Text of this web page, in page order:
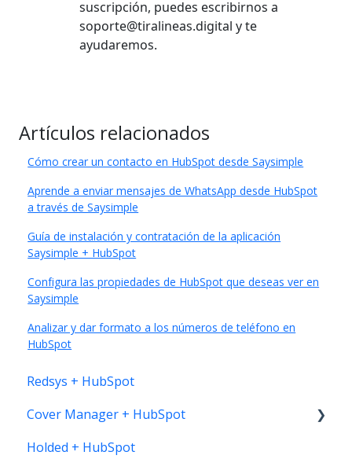
suscripción, puedes escribirnos a
soporte@tiralineas.digital y te
ayudaremos.
Artículos relacionados
Cómo crear un contacto en HubSpot desde Saysimple
Aprende a enviar mensajes de WhatsApp desde HubSpot
a través de Saysimple
Guía de instalación y contratación de la aplicación
Saysimple + HubSpot
Configura las propiedades de HubSpot que deseas ver en
Saysimple
Analizar y dar formato a los números de teléfono en
HubSpot
Redsys + HubSpot
Cover Manager + HubSpot
Instalación
Holded + HubSpot